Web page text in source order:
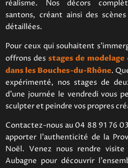
réalisme. Nos décors
santons, créant ainsi des
détaillées.
Pour ceux qui souhaitent
offrons des stages de
dans les Bouches-du-Rhône.
expérimenté, nos stages de
d'une journée le vendredi vous
sculpter et peindre vos propres
Contactez-nous au 04 88 91 76
apporter l'authenticité de la
Noël. Venez nous rendre
Aubagne pour découvrir